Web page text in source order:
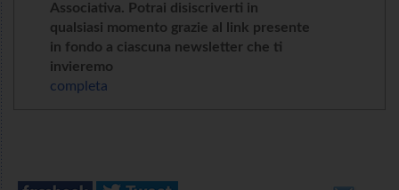
Associativa. Potrai disiscriverti in
qualsiasi momento grazie al link presente
in fondo a ciascuna newsletter che ti
invieremo
completa